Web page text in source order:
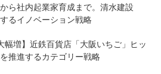
ら社内起業家育成まで。清水建設
るイノベーション戦略
幅増】近鉄百貨店「大阪いちご」ヒッ
推進するカテゴリー戦略